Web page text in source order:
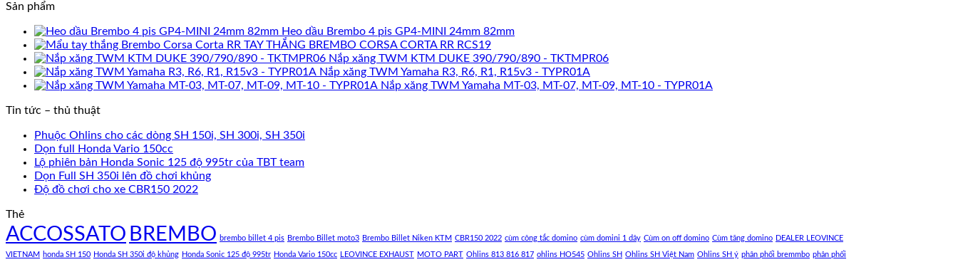
Sản phẩm
Heo dầu Brembo 4 pis GP4-MINI 24mm 82mm
TAY THẮNG BREMBO CORSA CORTA RR RCS19
Nắp xăng TWM KTM DUKE 390/790/890 - TKTMPR06
Nắp xăng TWM Yamaha R3, R6, R1, R15v3 - TYPR01A
Nắp xăng TWM Yamaha MT-03, MT-07, MT-09, MT-10 - TYPR01A
Tin tức – thủ thuật
Phuộc Ohlins cho các dòng SH 150i, SH 300i, SH 350i
Dọn full Honda Vario 150cc
Lộ phiên bản Honda Sonic 125 độ 995tr của TBT team
Dọn Full SH 350i lên đồ chơi khủng
Độ đồ chơi cho xe CBR150 2022
Thẻ
ACCOSSATO BREMBO brembo billet 4 pis Brembo Billet moto3 Brembo Billet Niken KTM CBR150 2022 cùm công tắc domino cùm domini 1 dây Cùm on off domino Cùm tăng domino DEALER LEOVINCE
VIETNAM honda SH 150 Honda SH 350i độ khủng Honda Sonic 125 độ 995tr Honda Vario 150cc LEOVINCE EXHAUST MOTO PART Ohlins 813 816 817 ohlins HO545 Ohlins SH Ohlins SH Việt Nam Ohlins SH ý phân phối bremmbo phân phối